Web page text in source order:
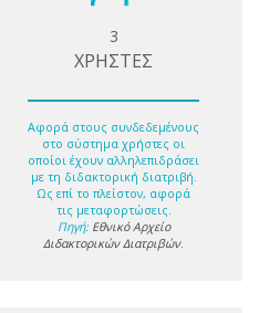
3
ΧΡΗΣΤΕΣ
Αφορά στους συνδεδεμένους
στο σύστημα χρήστες οι
οποίοι έχουν αλληλεπιδράσει
με τη διδακτορική διατριβή.
Ως επί το πλείστον, αφορά
τις μεταφορτώσεις.
Πηγή: Εθνικό Αρχείο
Διδακτορικών Διατριβών.